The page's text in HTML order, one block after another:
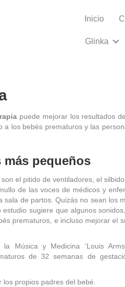
Inicio
Glinka
puede mejorar los resultados
los bebés prematuros y las
pequeños
el pitido de ventiladores, el
de las voces de médicos y
sala de partos. Quizás no sean los
sugiere que algunos
prematuros, e incluso mejorar el
Música y Medicina ‘Louis
de 32 semanas de
propios padres del bebé.